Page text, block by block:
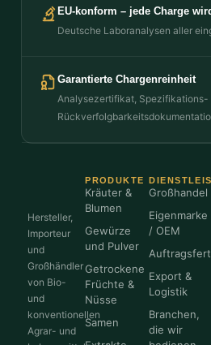
EU-konform – jede Charge
Deutsche Laboranalysen aller
Garantierte Chargenreinheit
Analysezertifikat, Spezifikations-
Hersteller,
Importeur
und
Großhändler
von Bio-
und
konventionellen
Agrar- und
PRODUKTE
Kräuter &
Blumen
Gewürze
und Pulver
Getrockene
Früchte &
Nüsse
Samen
Großhandel
Eigenmarke
/ OEM
Export &
Logistik
Branchen,
die wir